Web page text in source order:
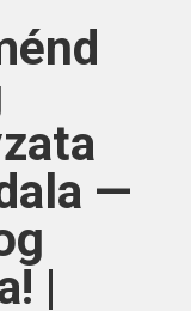
—
|